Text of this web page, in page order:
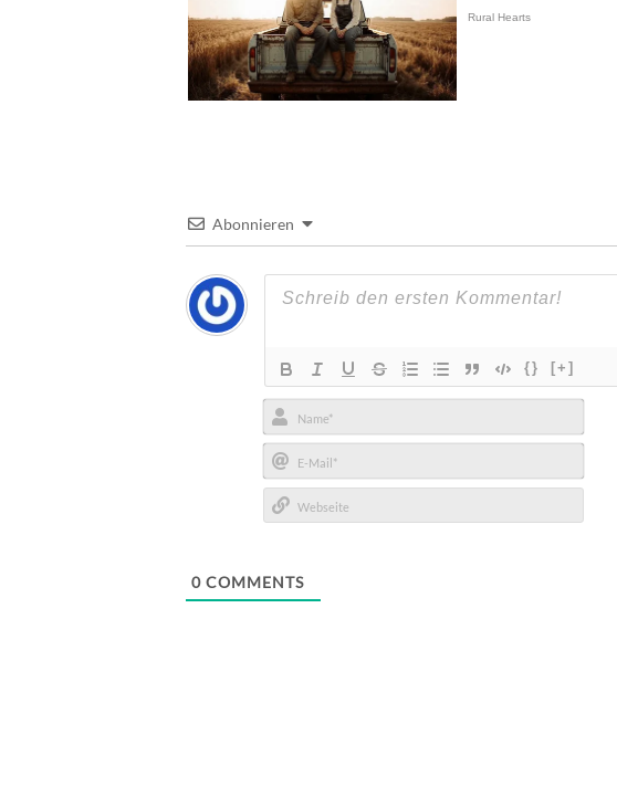
Abonnieren
{} [+]
Name*
E-
Mail*
0 COMMENTS